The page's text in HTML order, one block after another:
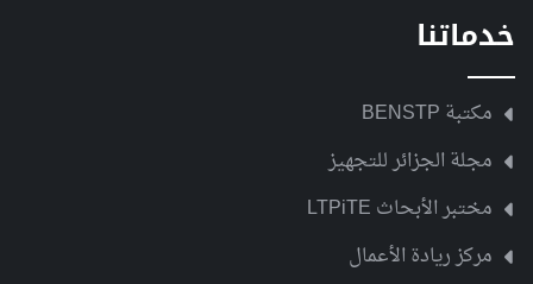
خدماتنا
مكتبة BENSTP
مجلة الجزائر للتجهيز
مختبر الأبحاث LTPiTE
مركز ريادة الأعمال